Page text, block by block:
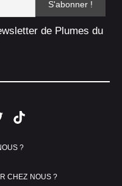
de Plumes du
?
CHEZ NOUS ?